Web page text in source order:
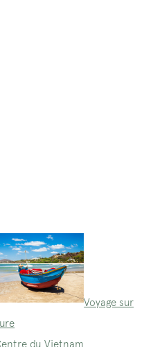
Voyage sur
du Vietnam